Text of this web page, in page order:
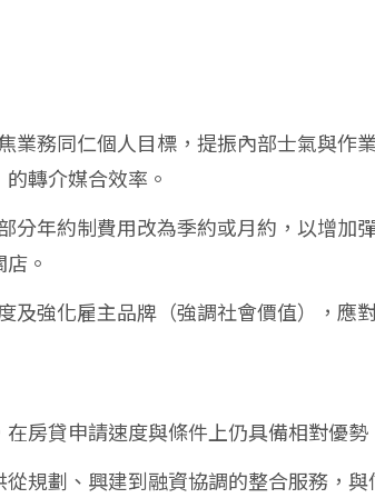
業務同仁個人目標，提振內部士氣與作
轉介媒合效率。
分年約制費用改為季約或月約，以增加
。
及強化雇主品牌（強調社會價值），應
房貸申請速度與條件上仍具備相對優勢
從規劃、興建到融資協調的整合服務，與